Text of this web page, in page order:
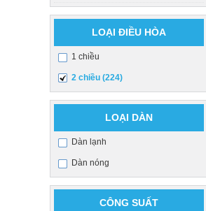
LOẠI ĐIỀU HÒA
1 chiều
2 chiều (224)
LOẠI DÀN
Dàn lạnh
Dàn nóng
CÔNG SUẤT